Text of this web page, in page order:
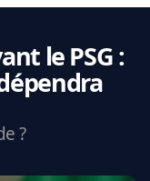
le PSG :
?